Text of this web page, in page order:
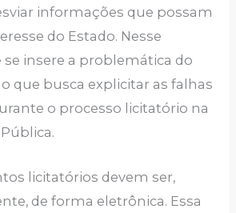
informações que possam
do Estado. Nesse
se insere a problemática do
que busca explicitar as falhas
o processo licitatório na
licitatórios devem ser,
de forma eletrônica. Essa